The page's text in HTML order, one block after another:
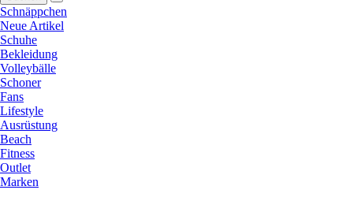
Schnäppchen
Neue Artikel
Schuhe
Bekleidung
Volleybälle
Schoner
Fans
Lifestyle
Ausrüstung
Beach
Fitness
Outlet
Marken